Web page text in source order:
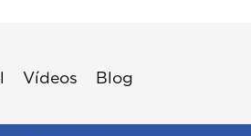
Vídeos Blog